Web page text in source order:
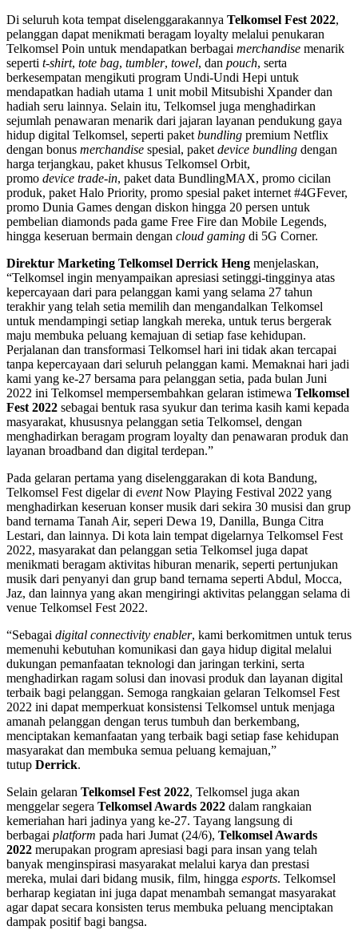
Di seluruh kota tempat diselenggarakannya Telkomsel Fest 2022,
pelanggan dapat menikmati beragam loyalty melalui penukaran
Telkomsel Poin untuk mendapatkan berbagai merchandise menarik
seperti t-shirt, tote bag, tumbler, towel, dan pouch, serta
berkesempatan mengikuti program Undi-Undi Hepi untuk
mendapatkan hadiah utama 1 unit mobil Mitsubishi Xpander dan
hadiah seru lainnya. Selain itu, Telkomsel juga menghadirkan
sejumlah penawaran menarik dari jajaran layanan pendukung gaya
hidup digital Telkomsel, seperti paket bundling premium Netflix
dengan bonus merchandise spesial, paket device bundling dengan
harga terjangkau, paket khusus Telkomsel Orbit,
promo device trade-in, paket data BundlingMAX, promo cicilan
produk, paket Halo Priority, promo spesial paket internet #4GFever,
promo Dunia Games dengan diskon hingga 20 persen untuk
pembelian diamonds pada game Free Fire dan Mobile Legends,
hingga keseruan bermain dengan cloud gaming di 5G Corner.
Direktur Marketing Telkomsel Derrick Heng menjelaskan,
“Telkomsel ingin menyampaikan apresiasi setinggi-tingginya atas
kepercayaan dari para pelanggan kami yang selama 27 tahun
terakhir yang telah setia memilih dan mengandalkan Telkomsel
untuk mendampingi setiap langkah mereka, untuk terus bergerak
maju membuka peluang kemajuan di setiap fase kehidupan.
Perjalanan dan transformasi Telkomsel hari ini tidak akan tercapai
tanpa kepercayaan dari seluruh pelanggan kami. Memaknai hari jadi
kami yang ke-27 bersama para pelanggan setia, pada bulan Juni
2022 ini Telkomsel mempersembahkan gelaran istimewa Telkomsel
Fest 2022 sebagai bentuk rasa syukur dan terima kasih kami kepada
masyarakat, khususnya pelanggan setia Telkomsel, dengan
menghadirkan beragam program loyalty dan penawaran produk dan
layanan broadband dan digital terdepan.”
Pada gelaran pertama yang diselenggarakan di kota Bandung,
Telkomsel Fest digelar di eventNow Playing Festival 2022 yang
menghadirkan keseruan konser musik dari sekira 30 musisi dan grup
band ternama Tanah Air, seperi Dewa 19, Danilla, Bunga Citra
Lestari, dan lainnya. Di kota lain tempat digelarnya Telkomsel Fest
2022, masyarakat dan pelanggan setia Telkomsel juga dapat
menikmati beragam aktivitas hiburan menarik, seperti pertunjukan
musik dari penyanyi dan grup band ternama seperti Abdul, Mocca,
Jaz, dan lainnya yang akan mengiringi aktivitas pelanggan selama di
venue Telkomsel Fest 2022.
“Sebagai digital connectivity enabler, kami berkomitmen untuk terus
memenuhi kebutuhan komunikasi dan gaya hidup digital melalui
dukungan pemanfaatan teknologi dan jaringan terkini, serta
menghadirkan ragam solusi dan inovasi produk dan layanan digital
terbaik bagi pelanggan. Semoga rangkaian gelaran Telkomsel Fest
2022 ini dapat memperkuat konsistensi Telkomsel untuk menjaga
amanah pelanggan dengan terus tumbuh dan berkembang,
menciptakan kemanfaatan yang terbaik bagi setiap fase kehidupan
masyarakat dan membuka semua peluang kemajuan,”
tutup Derrick.
Selain gelaran Telkomsel Fest 2022, Telkomsel juga akan
menggelar segera Telkomsel Awards 2022 dalam rangkaian
kemeriahan hari jadinya yang ke-27. Tayang langsung di
berbagai platform pada hari Jumat (24/6), Telkomsel Awards
2022 merupakan program apresiasi bagi para insan yang telah
banyak menginspirasi masyarakat melalui karya dan prestasi
mereka, mulai dari bidang musik, film, hingga esports. Telkomsel
berharap kegiatan ini juga dapat menambah semangat masyarakat
agar dapat secara konsisten terus membuka peluang menciptakan
dampak positif bagi bangsa.